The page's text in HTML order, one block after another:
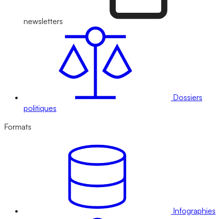
newsletters
Dossiers
politiques
Formats
Infographies